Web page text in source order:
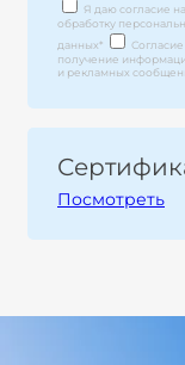
Я даю согласие на
обработку
данных*
Согласие
получение
и рекламных
Посмотреть